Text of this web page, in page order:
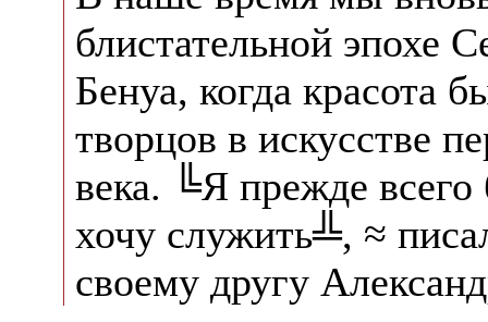
блистательной эпохе
Бенуа, когда красота
творцов в искусстве
века. ╚Я прежде всего
хочу служить╩, ≈
своему другу